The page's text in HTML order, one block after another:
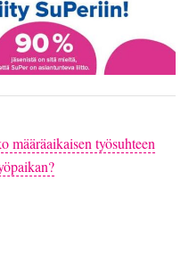
määräaikaisen työsuhteen